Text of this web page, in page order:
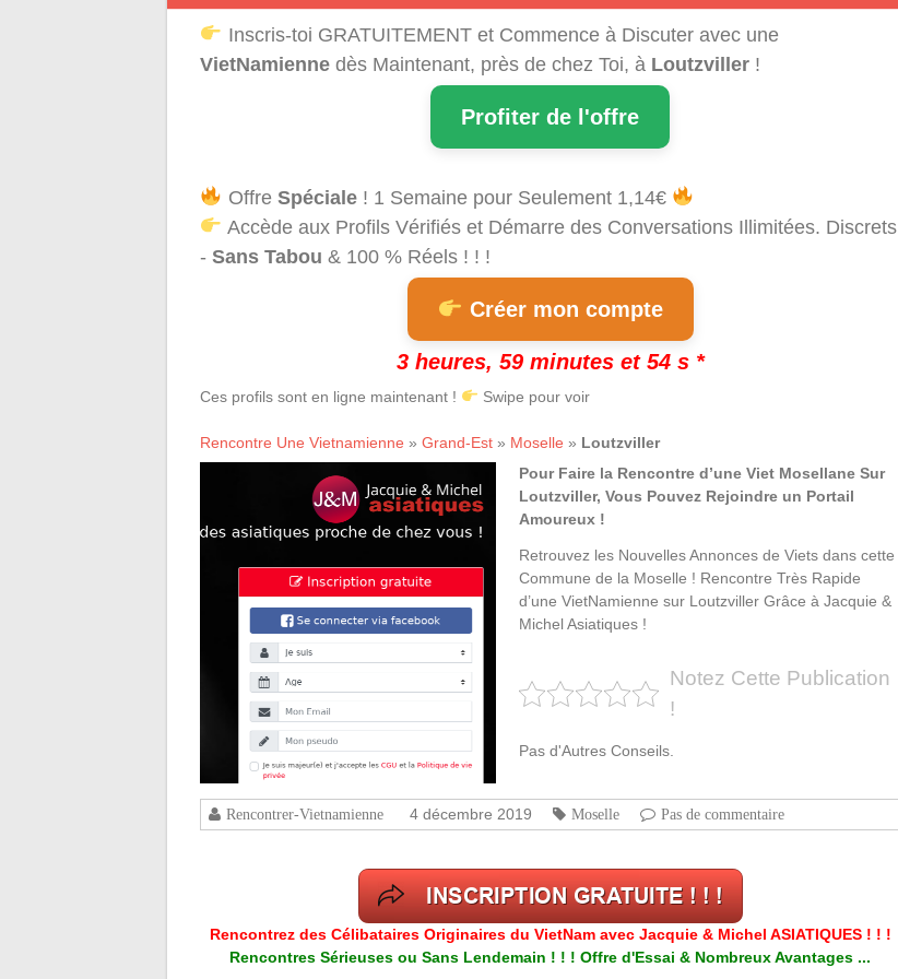
Inscris-toi GRATUITEMENT et Commence à Discuter avec une
VietNamienne dès Maintenant, près de chez Toi, à Loutzviller !
Profiter de l'offre
Offre Spéciale! 1 Semaine pour Seulement 1,14€
Accède aux Profils Vérifiés et Démarre des Conversations Illimitées. Discrets
- Sans Tabou & 100 % Réels ! ! !
Créer mon compte
3 heures, 59 minutes et 54 s *
Ces profils sont en ligne maintenant ! Swipe pour voir
Rencontre Une Vietnamienne » Grand-Est » Moselle » Loutzviller
Pour Faire la Rencontre d’une Viet Mosellane Sur
Loutzviller, Vous Pouvez Rejoindre un Portail
Amoureux !
Retrouvez les Nouvelles Annonces de Viets dans cette
Commune de la Moselle ! Rencontre Très Rapide
d’une VietNamienne sur Loutzviller Grâce à Jacquie &
Michel Asiatiques !
Notez Cette Publication
!
Pas d'Autres Conseils.
Rencontrer-Vietnamienne 4 décembre 2019 Moselle Pas de commentaire
Rencontrez des Célibataires Originaires du VietNam avec Jacquie & Michel ASIATIQUES ! ! !
Rencontres Sérieuses ou Sans Lendemain ! ! ! Offre d'Essai & Nombreux Avantages ...